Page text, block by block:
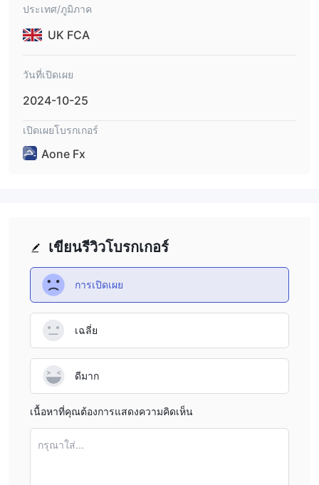
ประเทศ/ภูมิภาค
UK FCA
วันที่เปิดเผย
2024-10-25
เปิดเผยโบรกเกอร์
Aone Fx
เขียนรีวิวโบรกเกอร์
การเปิดเผย
เฉลี่ย
ดีมาก
เนื้อหาที่คุณต้องการแสดงความคิดเห็น
กรุณาใส่...